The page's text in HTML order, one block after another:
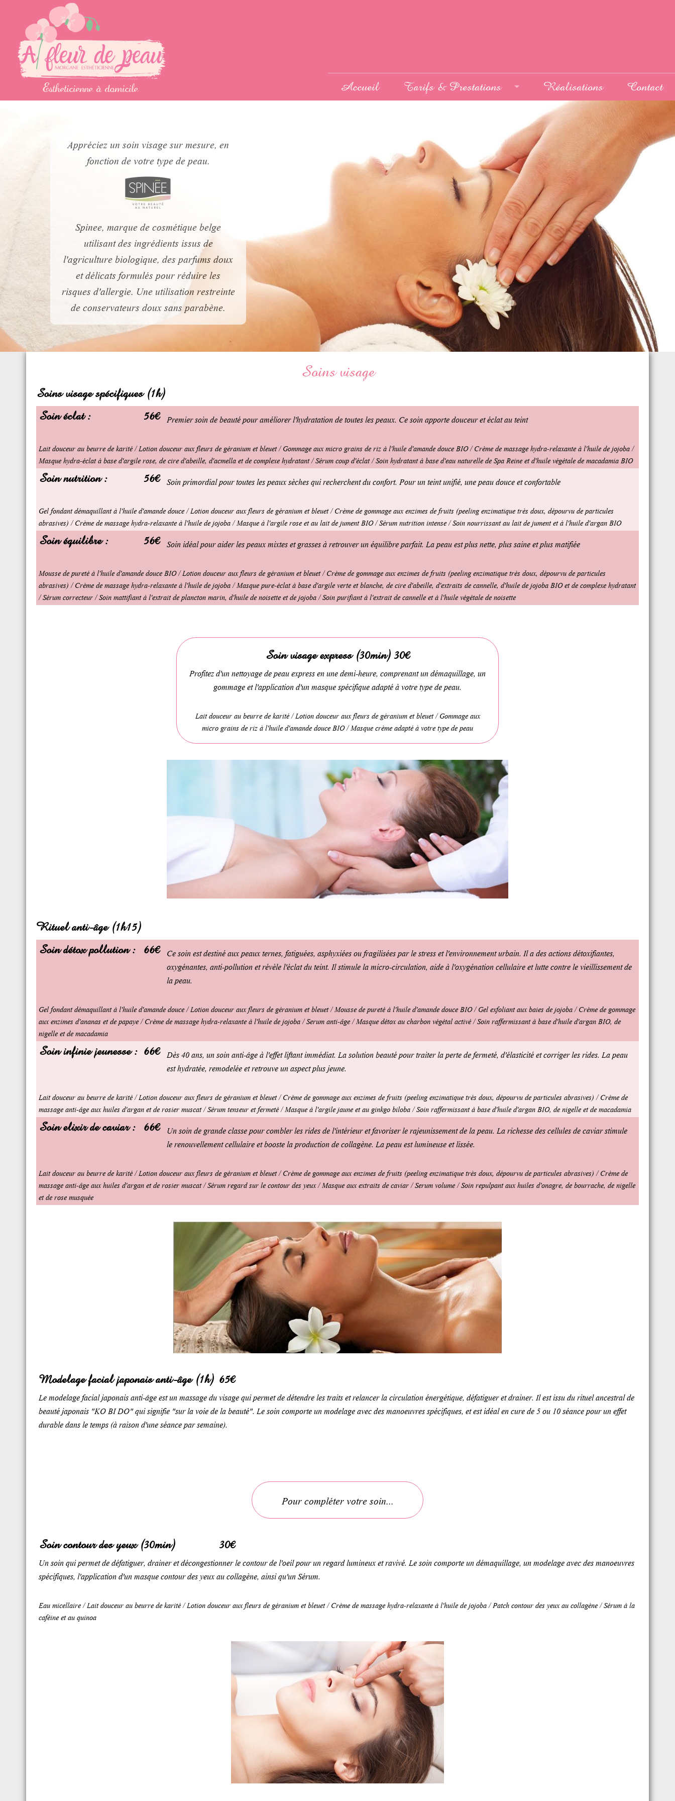
Estheticienne à domicile Accueil Tarifs & Prestations Réalisations Contact
Appréciez un soin visage sur mesure, en
fonction de votre type de peau.
Spinee, marque de cosmétique belge
utilisant des ingrédients issus de
l'agriculture biologique, des parfums doux
et délicats formulés pour réduire les
risques d'allergie. Une utilisation restreinte
de conservateurs doux sans parabène.
Soins visage
Soins visage spécifiques (1h)
Soin éclat :
56€ Premier soin de beauté pour améliorer l'hydratation de toutes les peaux. Ce soin apporte douceur et éclat au teint
Lait douceur au beurre de karité / Lotion douceur aux fleurs de géranium et bleuet / Gommage aux micro grains de riz à l'huile d'amande douce BIO / Crème de massage hydra-relaxante à l'huile de jojoba /
Masque hydra-éclat à base d'argile rose, de cire d'abeille, d'acmella et de complexe hydratant / Sérum coup d'éclat / Soin hydratant à base d'eau naturelle de Spa Reine et d'huile végétale de macadamia BIO
Soin nutrition : 56€ Soin primordial pour toutes les peaux sèches qui recherchent du confort. Pour un teint unifié, une peau douce et confortable
Gel fondant démaquillant à l'huile d'amande douce / Lotion douceur aux fleurs de géranium et bleuet / Crème de gommage aux enzimes de fruits (peeling enzimatique très doux, dépourvu de particules
abrasives) / Crème de massage hydra-relaxante à l'huile de jojoba / Masque à l'argile rose et au lait de jument BIO / Sérum nutrition intense / Soin nourrissant au lait de jument et à l'huile d'argan BIO
Soin équilibre : 56€ Soin idéal pour aider les peaux mixtes et grasses à retrouver un équilibre parfait. La peau est plus nette, plus saine et plus matifiée
Mousse de pureté à l'huile d'amande douce BIO / Lotion douceur aux fleurs de géranium et bleuet / Crème de gommage aux enzimes de fruits (peeling enzimatique très doux, dépourvu de particules
abrasives) / Crème de massage hydra-relaxante à l'huile de jojoba / Masque pure-éclat à base d'argile verte et blanche, de cire d'abeille, d'extraits de cannelle, d'huile de jojoba BIO et de complexe hydratant
/ Sérum correcteur / Soin mattifiant à l'extrait de plancton marin, d'huile de noisette et de jojoba / Soin purifiant à l'extrait de cannelle et à l'huile végétale de noisette
Soin visage express (30min) 30€
Profitez d'un nettoyage de peau express en une demi-heure, comprenant un démaquillage, un
gommage et l'application d'un masque spécifique adapté à votre type de peau.
Lait douceur au beurre de karité / Lotion douceur aux fleurs de géranium et bleuet / Gommage aux
micro grains de riz à l'huile d'amande douce BIO / Masque crème adapté à votre type de peau
Rituel anti-âge (1h15)
Soin détox pollution :
66€ Ce soin est destiné aux peaux ternes, fatiguées, asphyxiées ou fragilisées par le stress et l'environnement urbain. Il a des actions détoxifiantes,
oxygénantes, anti-pollution et révèle l'éclat du teint. Il stimule la micro-circulation, aide à l'oxygénation cellulaire et lutte contre le vieillissement de
la peau.
Gel fondant démaquillant à l'huile d'amande douce / Lotion douceur aux fleurs de géranium et bleuet / Mousse de pureté à l'huile d'amande douce BIO / Gel exfoliant aux baies de jojoba / Crème de gommage
aux enzimes d'ananas et de papaye / Crème de massage hydra-relaxante à l'huile de jojoba / Serum anti-âge / Masque détox au charbon végétal activé / Soin raffermissant à base d'huile d'argan BIO, de
nigelle et de macadamia
Soin infinie jeunesse : 66€ Dès 40 ans, un soin anti-âge à l'effet liftant immédiat. La solution beauté pour traiter la perte de fermeté, d'élasticité et corriger les rides. La peau
est hydratée, remodelée et retrouve un aspect plus jeune.
Lait douceur au beurre de karité / Lotion douceur aux fleurs de géranium et bleuet / Crème de gommage aux enzimes de fruits (peeling enzimatique très doux, dépourvu de particules abrasives) / Crème de
massage anti-âge aux huiles d'argan et de rosier muscat / Sérum tenseur et fermeté / Masque à l'argile jaune et au ginkgo biloba / Soin raffermissant à base d'huile d'argan BIO, de nigelle et de macadamia
Soin elixir de caviar : 66€ Un soin de grande classe pour combler les rides de l'intérieur et favoriser le rajeunissement de la peau. La richesse des cellules de caviar stimule
le renouvellement cellulaire et booste la production de collagène. La peau est lumineuse et lissée.
Lait douceur au beurre de karité / Lotion douceur aux fleurs de géranium et bleuet / Crème de gommage aux enzimes de fruits (peeling enzimatique très doux, dépourvu de particules abrasives) / Crème de
massage anti-âge aux huiles d'argan et de rosier muscat / Sérum regard sur le contour des yeux / Masque aux extraits de caviar / Serum volume / Soin repulpant aux huiles d'onagre, de bourrache, de nigelle
et de rose musquée
Modelage facial japonais anti-âge (1h) 65€
Le modelage facial japonais anti-âge est un massage du visage qui permet de détendre les traits et relancer la circulation énergétique, défatiguer et drainer. Il est issu du rituel ancestral de
beauté japonais "KO BI DO" qui signifie "sur la voie de la beauté". Le soin comporte un modelage avec des manoeuvres spécifiques, et est idéal en cure de 5 ou 10 séance pour un effet
durable dans le temps (à raison d'une séance par semaine).
Pour compléter votre soin...
Soin contour des yeux (30min) 30€
Un soin qui permet de défatiguer, drainer et décongestionner le contour de l'oeil pour un regard lumineux et ravivé. Le soin comporte un démaquillage, un modelage avec des manoeuvres
spécifiques, l'application d'un masque contour des yeux au collagène, ainsi qu'un Sérum.
Eau micellaire / Lait douceur au beurre de karité / Lotion douceur aux fleurs de géranium et bleuet / Crème de massage hydra-relaxante à l'huile de jojoba / Patch contour des yeux au collagène / Sérum à la
caféine et au quinoa